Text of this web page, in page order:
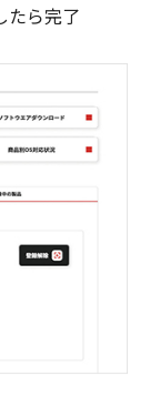
たら完了